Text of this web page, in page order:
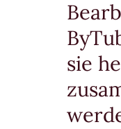
sie